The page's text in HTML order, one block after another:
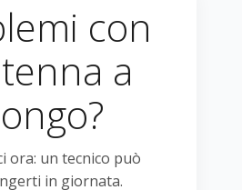
con
a
ora: un tecnico può
in giornata.